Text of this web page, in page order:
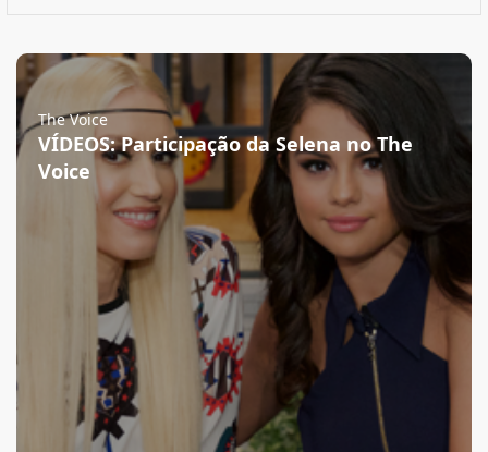
The Voice
VÍDEOS: Participação da Selena no The
Voice